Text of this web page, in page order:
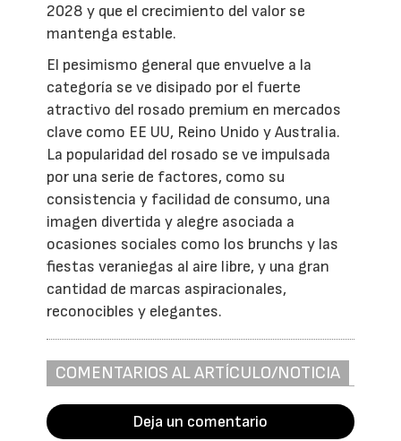
2028 y que el crecimiento del valor se
mantenga estable.
El pesimismo general que envuelve a la
categoría se ve disipado por el fuerte
atractivo del rosado premium en mercados
clave como EE UU, Reino Unido y Australia.
La popularidad del rosado se ve impulsada
por una serie de factores, como su
consistencia y facilidad de consumo, una
imagen divertida y alegre asociada a
ocasiones sociales como los brunchs y las
fiestas veraniegas al aire libre, y una gran
cantidad de marcas aspiracionales,
reconocibles y elegantes.
COMENTARIOS AL ARTÍCULO/NOTICIA
Deja un comentario